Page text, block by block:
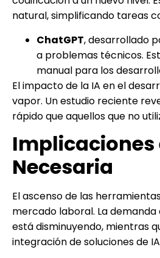
natural, simplificando tareas
ChatGPT, desarrollado
a problemas técnicos.
manual para los
El impacto de la IA en el
vapor. Un estudio reciente
rápido que aquellos que no
Implicaciones
Necesaria
El ascenso de las
mercado laboral. La
está disminuyendo, mientras
integración de soluciones de